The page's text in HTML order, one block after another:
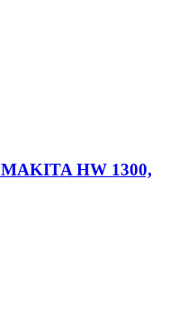
MAKITA HW 1300,